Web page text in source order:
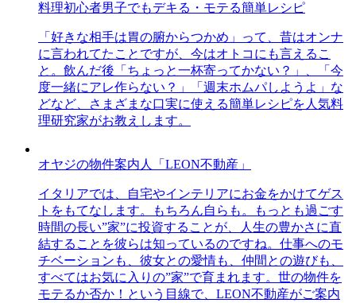
料理初心者男子でもデキる・モテる簡単レシピ
「好きな相手は胃の腑からつかめ」って、昔はオンナ
に言われてたことですが、今はオトコにも言えるこ
と。飲んだ後「ちょっと一杯寄ってかない？」、「今
度一緒にアレ作らない？」「週末ホムパしようよ」な
どなど、さまざまな口実に使える簡単レシピを人気料
理研究家がお教えします。
オヤジの物件案内人「LEON不動産」
イタリアでは、自宅やインテリアにお金をかけてゲス
トをもてなします。もちろん自らも。もっとも過ごす
時間の長い”家”に投資することが、人生の豊かさに直
結することを彼らは知っているのですね。仕事へのモ
チベーションも、彼女との愛情も、仲間との遊びも、
すべてはお気に入りの”家”で育まれます。世の物件を
モテるか否か！という目線で、LEON不動産がご案内